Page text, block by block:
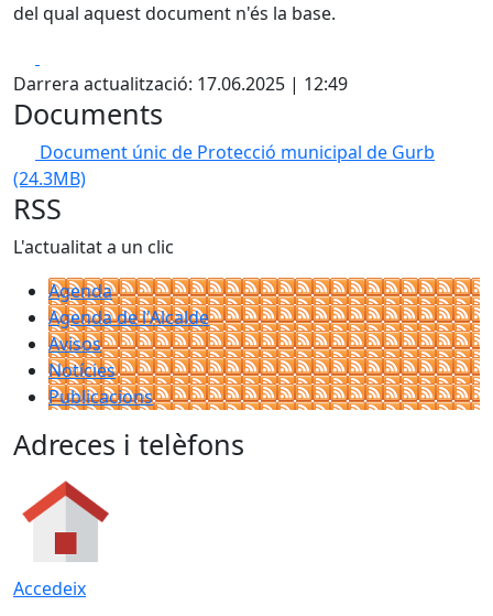
del qual aquest document n'és la base.
Darrera actualització: 17.06.2025 | 12:49
Documents
Document únic de Protecció municipal de Gurb
(24.3MB)
RSS
L'actualitat a un clic
Agenda
Agenda de l'Alcalde
Avisos
Notícies
Publicacions
Adreces i telèfons
Accedeix